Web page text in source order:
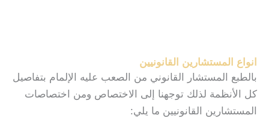
انواع المستشارين القانونيين
بالطبع المستشار القانوني من الصعب عليه الإلمام بتفاصيل
كل الأنظمة لذلك توجهنا إلى الاختصاص ومن اختصاصات
المستشارين القانونيين ما يلي: